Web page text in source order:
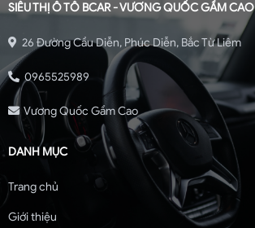
SIÊU THỊ Ô TÔ BCAR - VƯƠNG QUỐC GẦM CAO
26 Đường Cầu Diễn, Phúc Diễn, Bắc Từ Liêm
0965525989
Vương Quốc Gầm Cao
DANH MỤC
Trang chủ
Giới thiệu